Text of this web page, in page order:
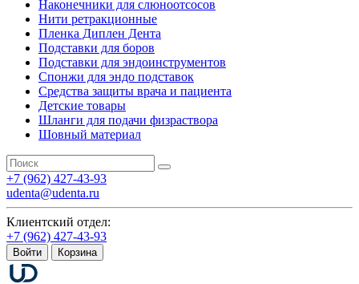
Наконечники для слюноотсосов
Нити ретракционные
Пленка Диплен Дента
Подставки для боров
Подставки для эндоинструментов
Спонжи для эндо подставок
Средства защиты врача и пациента
Детские товары
Шланги для подачи физраствора
Шовный материал
+7 (962) 427-43-93
udenta@udenta.ru
Клиентский отдел:
+7 (962) 427-43-93
Войти Корзина